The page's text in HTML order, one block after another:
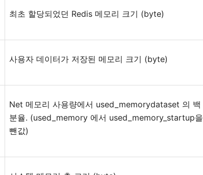
최초 할당되었던 Redis 메모리 크기 (byte)
사용자 데이터가 저장된 메모리 크기 (byte)
Net 메모리 사용량에서 used_memorydataset 의 백
분율. (used_memory 에서 used_memory_startup을
뺀값)